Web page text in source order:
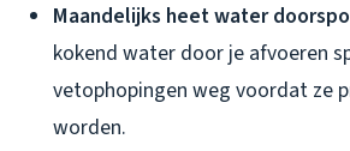
Maandelijks heet water
kokend water door je afvoeren
vetophopingen weg voordat ze
worden.